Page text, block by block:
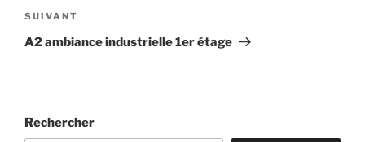
Article
suivant
SUIVANT
A2 ambiance industrielle 1er étage
Rechercher